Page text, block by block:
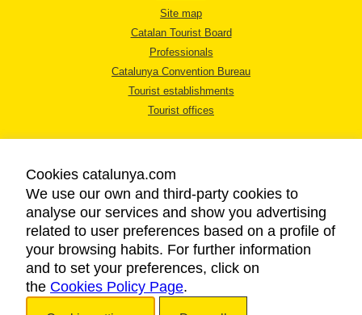
Site map
Catalan Tourist Board
Professionals
Catalunya Convention Bureau
Tourist establishments
Tourist offices
LEGAL NOTICE
PRIVACY POLICY
COOKIES POLICY
ACCESSIBILITY
Cookies catalunya.com
We use our own and third-party cookies to
analyse our services and show you advertising
related to user preferences based on a profile of
your browsing habits. For further information
and to set your preferences, click on
the Cookies Policy Page.